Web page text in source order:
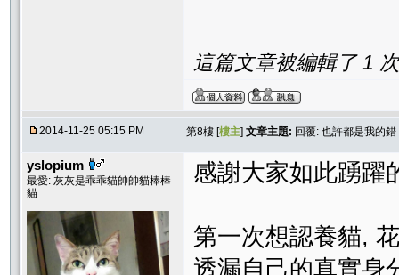
這篇文章被編輯了 1
2014-11-25 05:15 PM 第8樓 [樓主] 文章主題: 回覆: 也許都是我的錯
yslopium
最愛: 灰灰是乖乖貓帥帥貓棒棒
貓
感謝大家如此踴躍
第一次想認養貓,
透漏自己的真實身